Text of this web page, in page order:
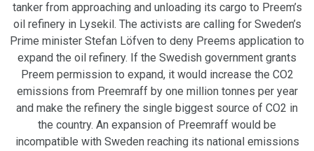
tanker from approaching and unloading its cargo to Preem’s
oil refinery in Lysekil. The activists are calling for Sweden’s
Prime minister Stefan Löfven to deny Preems application to
expand the oil refinery. If the Swedish government grants
Preem permission to expand, it would increase the CO2
emissions from Preemraff by one million tonnes per year
and make the refinery the single biggest source of CO2 in
the country. An expansion of Preemraff would be
incompatible with Sweden reaching its national emissions